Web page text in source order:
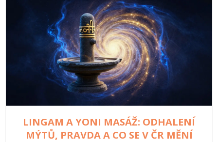
LINGAM A YONI MASÁŽ: ODHALENÍ
MÝTŮ, PRAVDA A CO SE V ČR MĚNÍ